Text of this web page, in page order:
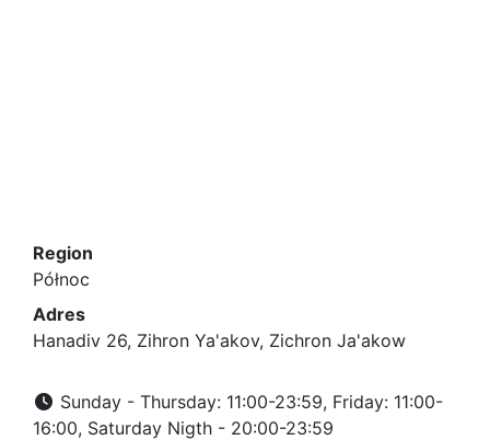
Region
Północ
Adres
Hanadiv 26, Zihron Ya'akov, Zichron Ja'akow
Sunday - Thursday: 11:00-23:59, Friday: 11:00-
16:00, Saturday Nigth - 20:00-23:59